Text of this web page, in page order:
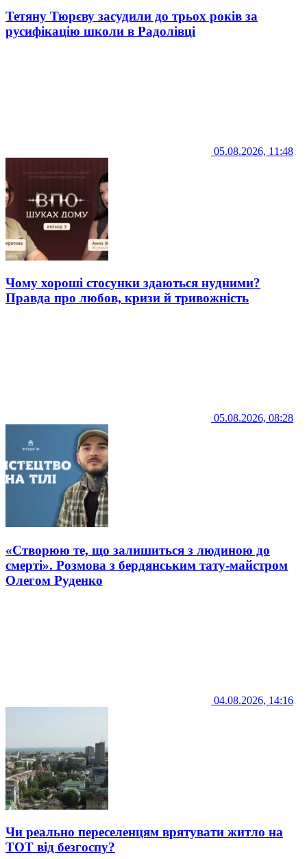
Тетяну Тюрєву засудили до трьох років за
русифікацію школи в Радолівці
05.08.2026, 11:48
Чому хороші стосунки здаються нудними?
Правда про любов, кризи й тривожність
05.08.2026, 08:28
«Створюю те, що залишиться з людиною до
смерті». Розмова з бердянським тату-майстром
Олегом Руденко
04.08.2026, 14:16
Чи реально переселенцям врятувати житло на
ТОТ від безгоспу?